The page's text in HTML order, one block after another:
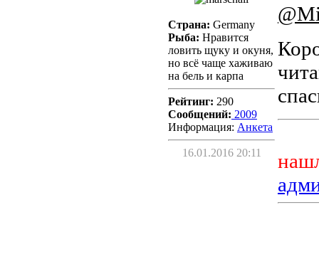
Страна: Germany
Рыба: Нравится
ловить щуку и окуня,
но всё чаще хаживаю
на бель и карпа
Рейтинг: 290
Сообщений: 2009
Информация: Aнкета
16.01.2016 20:11